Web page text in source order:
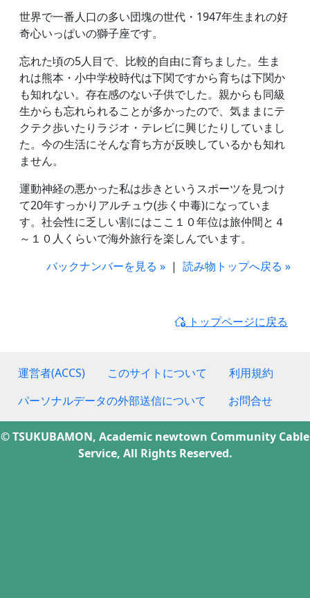
世界で一番人口の多い団塊の世代・1947年生まれの好
奇心いっぱいの獅子座です。
忘れた頃の5人目で、比較的自由に育ちました。生ま
れは熊本・小中学校時代は下関ですから育ちは下関か
も知れない。存在感のない子供でした。親からも同級
生からも忘れられることが多かったので、気ままにテ
クテク歩いたりラジオ・テレビに興じたりしていまし
た。今の生活にそんな育ち方が反映しているかも知れ
ません。
運動神経の悪かった私は歩きというスポーツを見つけ
て20年すっかりアルチュウ(歩く中毒)になっていま
す。社会性に乏しい割にはここ１０年位は旅仲間と４
～１０人くらいで海外旅行を楽しんでいます。
バックナンバーを見る » | 読み物トップへ戻る »
トップページに戻る
運営者(ACCS) このサイトについて
利用規約
パーソナルデータの外部送信について
お問合せ
© TSUKUBAMON, Academic newtown Community Cable
Service, All Rights Reserved.